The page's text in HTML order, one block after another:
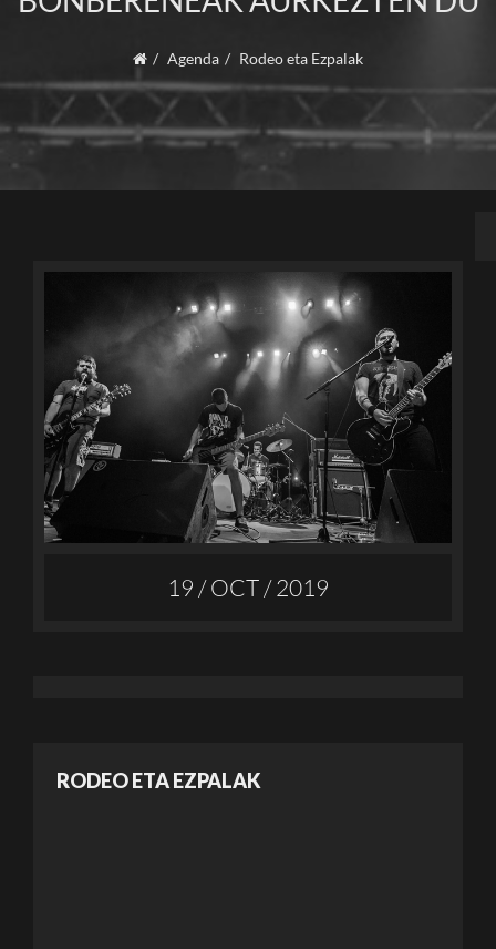
Agenda Rodeo eta Ezpalak
19 / OCT / 2019
RODEO ETA EZPALAK